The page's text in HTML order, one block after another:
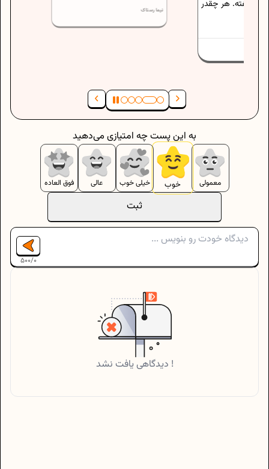
هر چقدر
ثبت
معمولی خوب خیلی خوب عالی فوق العاده
به این پست چه امتیازی می‌دهید
500/0
دیدگاهی یافت نشد !